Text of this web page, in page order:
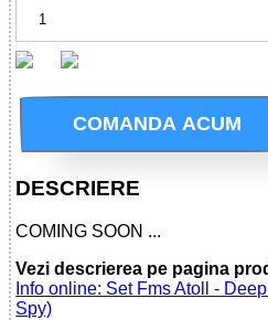
COMANDA ACUM
DESCRIERE
COMING SOON ...
Vezi descrierea pe pagina
Info online: Set Fms Atoll -
Spy)